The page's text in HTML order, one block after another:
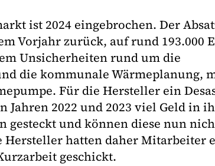
ist 2024 eingebrochen. Der
Vorjahr zurück, auf rund 193.000
Unsicherheiten rund um die
die kommunale Wärmeplanung,
Für die Hersteller ein
Jahren 2022 und 2023 viel Geld in
gesteckt und können diese nun
Hersteller hatten daher Mitarbeiter
geschickt.